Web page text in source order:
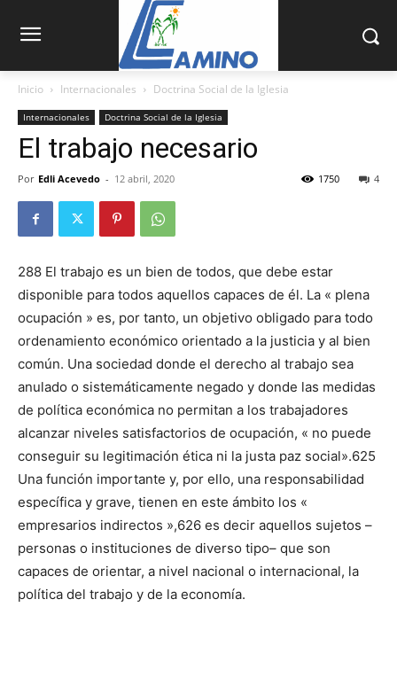
Inicio Internacionales Doctrina Social de la Iglesia
Internacionales Doctrina Social de la Iglesia
El trabajo necesario
Por Edli Acevedo - 12 abril, 2020 4
1750
288 El trabajo es un bien de todos, que debe estar
disponible para todos aquellos capaces de él. La « plena
ocupación » es, por tanto, un objetivo obligado para todo
ordena­miento económico orientado a la justicia y al bien
común. Una sociedad donde el derecho al trabajo sea
anulado o sistemáticamente negado y donde las medidas
de política económica no permitan a los trabajadores
alcanzar niveles satisfactorios de ocupación, « no puede
conseguir su legitimación ética ni la justa paz social».625
Una función im­portante y, por ello, una responsabilidad
específica y grave, tienen en este ámbito los «
empresarios indirectos »,626 es decir aquellos sujetos –
personas o instituciones de diverso tipo– que son
capaces de orientar, a nivel nacional o internacional, la
política del trabajo y de la economía.